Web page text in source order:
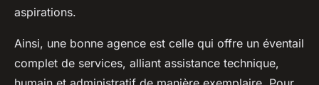
aspirations.
Ainsi, une bonne agence est celle qui offre un éventail
complet de services, alliant assistance technique,